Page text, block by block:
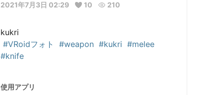
2021年7月3日 02:29 10 210
kukri
#VRoidフォト
#weapon #kukri #melee
#knife
使用アプリ